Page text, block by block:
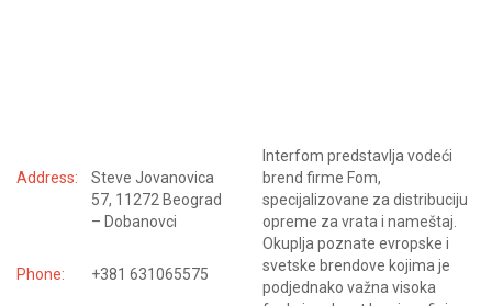
Address:
Steve Jovanovica
57, 11272 Beograd
– Dobanovci
Phone: +381 631065575
Interfom predstavlja vodeći
brend firme Fom,
specijalizovane za distribuciju
opreme za vrata i nameštaj.
Okuplja poznate evropske i
svetske brendove kojima je
podjednako važna visoka